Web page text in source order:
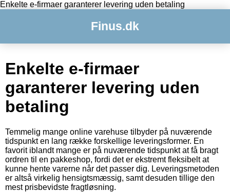
Enkelte e-firmaer garanterer levering uden betaling
Finus.dk
Enkelte e-firmaer
garanterer levering uden
betaling
Temmelig mange online varehuse tilbyder på nuværende
tidspunkt en lang række forskellige leveringsformer. En
favorit iblandt mange er på nuværende tidspunkt at få bragt
ordren til en pakkeshop, fordi det er ekstremt fleksibelt at
kunne hente varerne når det passer dig. Leveringsmetoden
er altså virkelig hensigtsmæssig, samt desuden tillige den
mest prisbevidste fragtløsning.